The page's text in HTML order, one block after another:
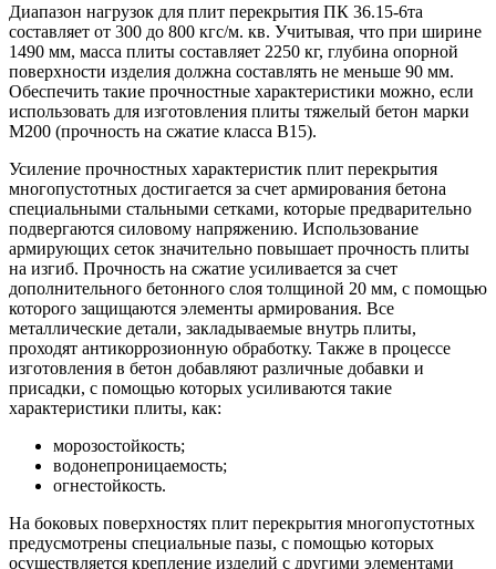
Диапазон нагрузок для плит перекрытия ПК 36.15-6та
составляет от 300 до 800 кгс/м. кв. Учитывая, что при ширине
1490 мм, масса плиты составляет 2250 кг, глубина опорной
поверхности изделия должна составлять не меньше 90 мм.
Обеспечить такие прочностные характеристики можно, если
использовать для изготовления плиты тяжелый бетон марки
М200 (прочность на сжатие класса В15).
Усиление прочностных характеристик плит перекрытия
многопустотных достигается за счет армирования бетона
специальными стальными сетками, которые предварительно
подвергаются силовому напряжению. Использование
армирующих сеток значительно повышает прочность плиты
на изгиб. Прочность на сжатие усиливается за счет
дополнительного бетонного слоя толщиной 20 мм, с помощью
которого защищаются элементы армирования. Все
металлические детали, закладываемые внутрь плиты,
проходят антикоррозионную обработку. Также в процессе
изготовления в бетон добавляют различные добавки и
присадки, с помощью которых усиливаются такие
характеристики плиты, как:
морозостойкость;
водонепроницаемость;
огнестойкость.
На боковых поверхностях плит перекрытия многопустотных
предусмотрены специальные пазы, с помощью которых
осуществляется крепление изделий с другими элементами